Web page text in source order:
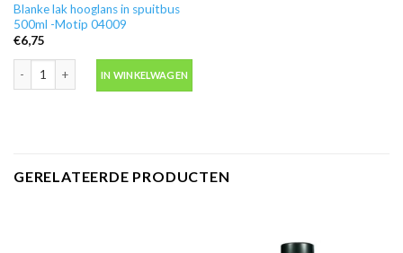
Blanke lak hooglans in spuitbus
500ml -Motip 04009
€6,75
Blanke lak hooglans in spuitbus 500ml -Motip 04009 aantal
IN WINKELWAGEN
GERELATEERDE PRODUCTEN